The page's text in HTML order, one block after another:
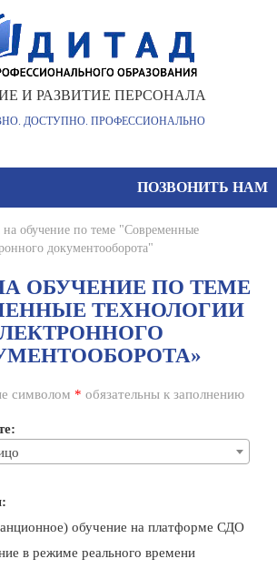
И РАЗВИТИЕ ПЕРСОНАЛА
ДОСТУПНО. ПРОФЕССИОНАЛЬНО
ПОЗВОНИТЬ НАМ
на обучение по теме "Современные
документооборота"
ОБУЧЕНИЕ ПО ТЕМЕ
ТЕХНОЛОГИИ
символом * обязательны к заполнению
обучение на платформе СДО
в режиме реального времени